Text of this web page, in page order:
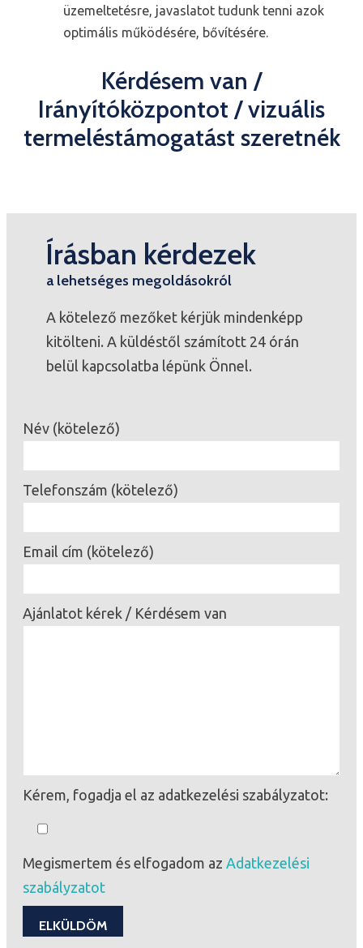
üzemeltetésre, javaslatot tudunk tenni azok
optimális működésére, bővítésére.
Kérdésem van /
Irányítóközpontot / vizuális
termeléstámogatást szeretnék
Írásban kérdezek
a lehetséges megoldásokról
A kötelező mezőket kérjük mindenképp
kitölteni. A küldéstől számított 24 órán
belül kapcsolatba lépünk Önnel.
Név (kötelező)
Telefonszám (kötelező)
Email cím (kötelező)
Ajánlatot kérek / Kérdésem van
Kérem, fogadja el az adatkezelési szabályzatot:
Megismertem és elfogadom az Adatkezelési
szabályzatot